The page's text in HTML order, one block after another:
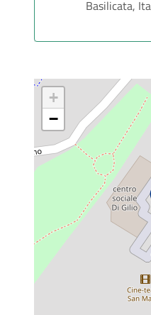
Basilicata,
+
−